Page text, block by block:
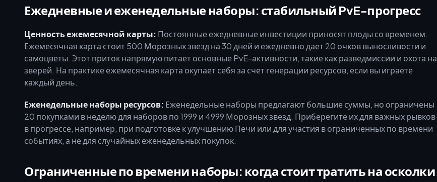
Ежедневные и еженедельные наборы: стабильный PvE-прогресс
Ценность ежемесячной карты: Постоянные ежедневные инвестиции приносят плоды со временем.
Ежемесячная карта стоит 500 Морозных звезд на 30 дней и ежедневно дает 20 очков выносливости и
самоцветы. Этот приток напрямую питает основные PvE-активности, такие как разведмиссии и охота на
зверей. На практике ежемесячная карта окупает себя за счет генерации ресурсов, если вы играете
каждый день.
Еженедельные наборы ресурсов: Еженедельные наборы предлагают большие суммы, но ограничены
20 покупками в неделю для наборов по 1999 и 4999 Морозных звезд. Приберегите их для важных рывков
в прогрессе, например, при подготовке к улучшению Печи или для участия в ограниченных по времени
событиях, а не для случайных еженедельных покупок.
Ограниченные по времени наборы: когда стоит тратить на осколки